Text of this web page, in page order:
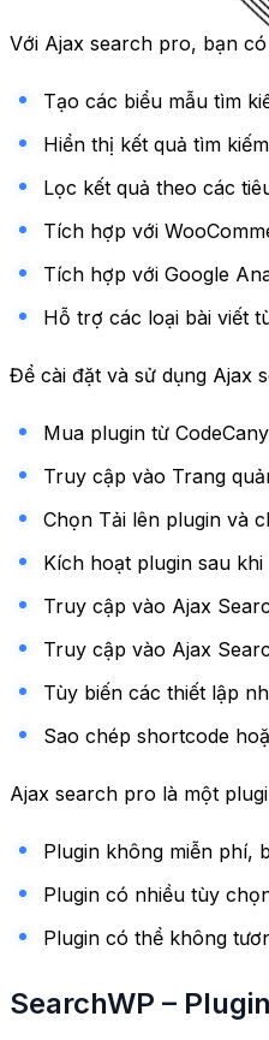
Với Ajax search pro, bạn
Tạo các biểu mẫu tìm
Hiển thị kết quả tìm
Lọc kết quả theo các
Tích hợp với
Tích hợp với Google
Hỗ trợ các loại bài viết
Để cài đặt và sử dụng Ajax
Mua plugin từ
Truy cập vào Trang
Chọn Tải lên plugin và
Kích hoạt plugin sau
Truy cập vào Ajax
Truy cập vào Ajax
Tùy biến các thiết lập
Sao chép shortcode
Ajax search pro là một
Plugin không miễn phí,
Plugin có nhiều tùy
Plugin có thể không
SearchWP –